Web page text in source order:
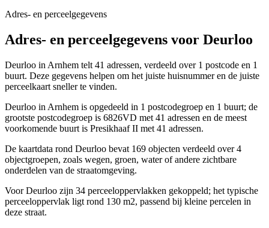
Adres- en perceelgegevens
Adres- en perceelgegevens voor Deurloo
Deurloo in Arnhem telt 41 adressen, verdeeld over 1 postcode en 1
buurt. Deze gegevens helpen om het juiste huisnummer en de juiste
perceelkaart sneller te vinden.
Deurloo in Arnhem is opgedeeld in 1 postcodegroep en 1 buurt; de
grootste postcodegroep is 6826VD met 41 adressen en de meest
voorkomende buurt is Presikhaaf II met 41 adressen.
De kaartdata rond Deurloo bevat 169 objecten verdeeld over 4
objectgroepen, zoals wegen, groen, water of andere zichtbare
onderdelen van de straatomgeving.
Voor Deurloo zijn 34 perceeloppervlakken gekoppeld; het typische
perceeloppervlak ligt rond 130 m2, passend bij kleine percelen in
deze straat.